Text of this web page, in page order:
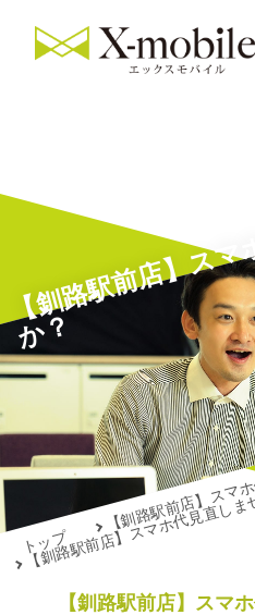
？
トップ
【釧路駅前店】ス
【釧路駅前店】スマホ代見直し
【釧路駅前店】スマ